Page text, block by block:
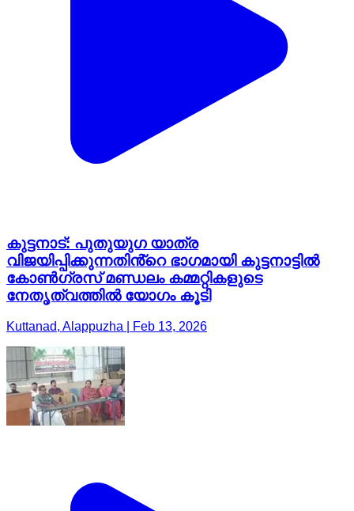
കുട്ടനാട്: പുതുയുഗ യാത്ര
വിജയിപ്പിക്കുന്നതിൻ്റെ ഭാഗമായി കുട്ടനാട്ടിൽ
കോൺഗ്രസ് മണ്ഡലം കമ്മറ്റികളുടെ
നേതൃത്വത്തിൽ യോഗം കൂടി
Kuttanad, Alappuzha | Feb 13, 2026